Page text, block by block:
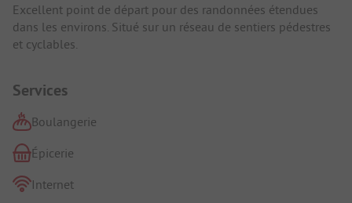
Excellent point de départ pour des randonnées étendues
dans les environs. Situé sur un réseau de sentiers pédestres
et cyclables.
Services
Boulangerie
Épicerie
Internet